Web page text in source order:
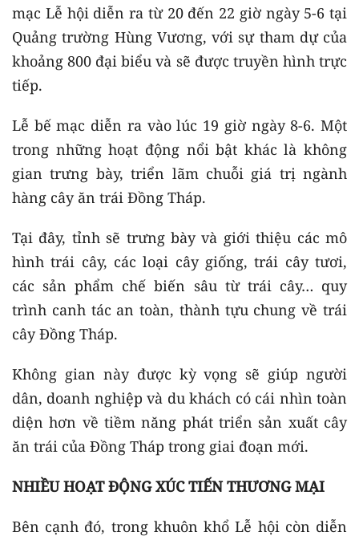
mạc Lễ hội diễn ra từ 20 đến 22 giờ ngày 5-6 tại
Quảng trường Hùng Vương, với sự tham dự của
khoảng 800 đại biểu và sẽ được truyền hình trực
tiếp.
Lễ bế mạc diễn ra vào lúc 19 giờ ngày 8-6. Một
trong những hoạt động nổi bật khác là không
gian trưng bày, triển lãm chuỗi giá trị ngành
hàng cây ăn trái Đồng Tháp.
Tại đây, tỉnh sẽ trưng bày và giới thiệu các mô
hình trái cây, các loại cây giống, trái cây tươi,
các sản phẩm chế biến sâu từ trái cây… quy
trình canh tác an toàn, thành tựu chung về trái
cây Đồng Tháp.
Không gian này được kỳ vọng sẽ giúp người
dân, doanh nghiệp và du khách có cái nhìn toàn
diện hơn về tiềm năng phát triển sản xuất cây
ăn trái của Đồng Tháp trong giai đoạn mới.
NHIỀU HOẠT ĐỘNG XÚC TIẾN THƯƠNG MẠI
Bên cạnh đó, trong khuôn khổ Lễ hội còn diễn